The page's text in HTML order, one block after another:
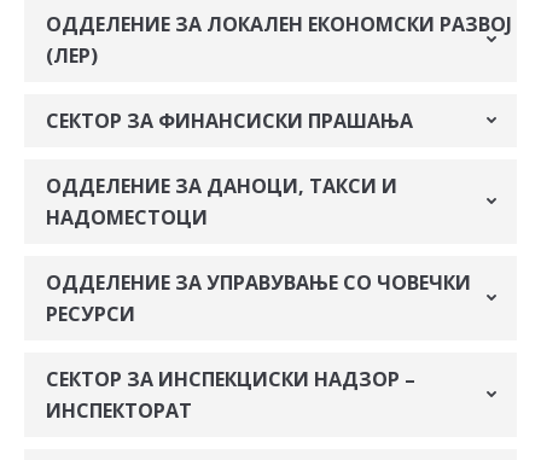
ОДДЕЛЕНИЕ ЗА ЛОКАЛЕН ЕКОНОМСКИ РАЗВОЈ
(ЛЕР)
СЕКТОР ЗА ФИНАНСИСКИ ПРАШАЊА
ОДДЕЛЕНИЕ ЗА ДАНОЦИ, ТАКСИ И
НАДОМЕСТОЦИ
ОДДЕЛЕНИЕ ЗА УПРАВУВАЊЕ СО ЧОВЕЧКИ
РЕСУРСИ
СЕКТОР ЗА ИНСПЕКЦИСКИ НАДЗОР –
ИНСПЕКТОРАТ